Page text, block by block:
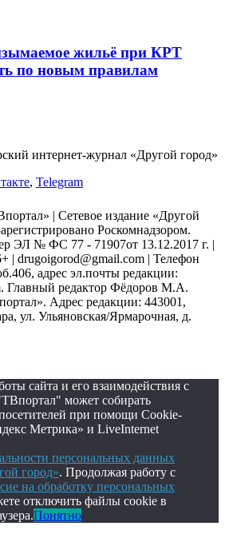
жильё при КРТ
по новым правилам
интернет-журнал «Другой город»
, Telegram
| Сетевое издание «Другой
Роскомнадзором.
ЭЛ № ФС 77 - 71907от 13.12.2017 г. |
| drugoigorod@gmail.com | Телефон
адрес эл.почты редакции:
Главный редактор Фёдоров М.А.
Адрес редакции: 443001,
ул. Ульяновская/Ярмарочная, д.
сайта и его взаимодействия с
может собирать
при помощи Cookie-
Метрика» и LiveInternet
персональных данных
город». Продолжая работу с
на обработку персональных
отключить файлы cookie в
Понятно